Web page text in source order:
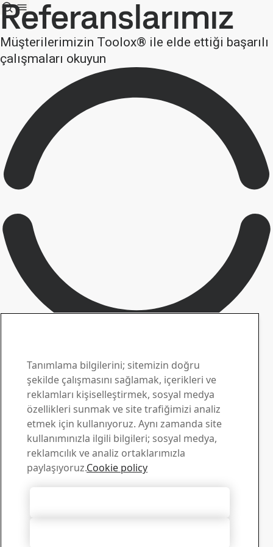
Referanslarımız
Müşterilerimizin Toolox® ile elde ettiği başarılı
çalışmaları okuyun
Sorularınız için bizimle
iletişim kurun
Yükleme Merkezi
SSAB broşürlerini, sertifikalarını ve diğer materyalleri
aratıp bilgisayarınıza yükleyebilirsiniz.
Yüklemelere git
Satış
Tanımlama bilgilerini; sitemizin doğru
şekilde çalışmasını sağlamak, içerikleri ve
reklamları kişiselleştirmek, sosyal medya
özellikleri sunmak ve site trafiğimizi analiz
etmek için kullanıyoruz. Aynı zamanda site
kullanımınızla ilgili bilgileri; sosyal medya,
reklamcılık ve analiz ortaklarımızla
paylaşıyoruz.Cookie policy